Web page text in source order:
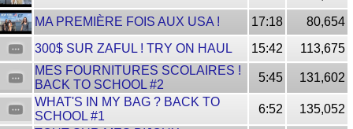
MA PREMIÈRE FOIS AUX USA !
17:18
80,654
300$ SUR ZAFUL ! TRY ON HAUL
15:42
113,675
MES FOURNITURES SCOLAIRES !
BACK TO SCHOOL #2
5:45
131,602
WHAT'S IN MY BAG ? BACK TO
SCHOOL #1
6:52
135,052